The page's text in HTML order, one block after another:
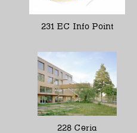
231 EC Info Point
228 Ceria